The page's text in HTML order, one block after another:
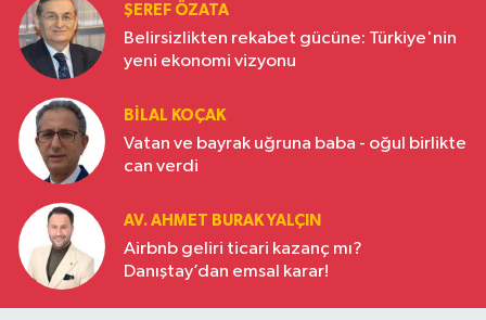
ŞEREF ÖZATA
Belirsizlikten rekabet gücüne: Türkiye'nin
yeni ekonomi vizyonu
BILAL KOÇAK
Vatan ve bayrak uğruna baba - oğul birlikte
can verdi
AV. AHMET BURAK YALÇIN
Airbnb geliri ticari kazanç mı?
Danıştay’dan emsal karar!